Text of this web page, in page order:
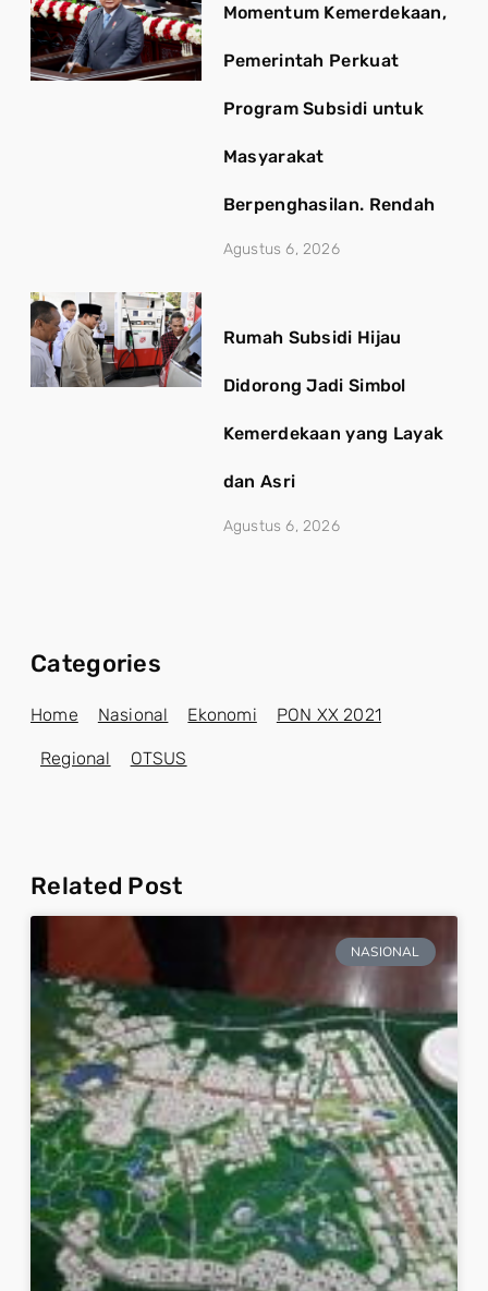
Momentum Kemerdekaan,
Pemerintah Perkuat
Program Subsidi untuk
Masyarakat
Berpenghasilan. Rendah
Agustus 6, 2026
Rumah Subsidi Hijau
Didorong Jadi Simbol
Kemerdekaan yang Layak
dan Asri
Agustus 6, 2026
Categories
Home Nasional Ekonomi PON XX 2021
Regional OTSUS
Related Post
NASIONAL